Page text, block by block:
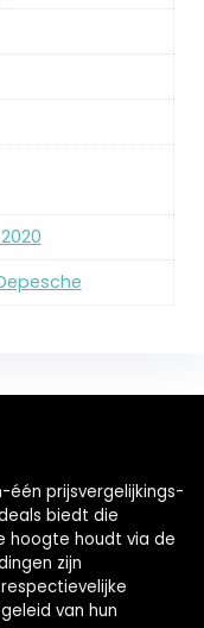
één prijsvergelijkings-
biedt die
hoogte houdt via de
zijn
van hun